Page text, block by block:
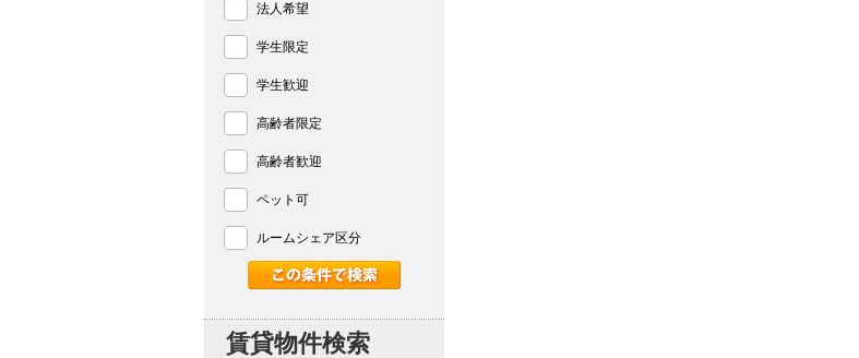
法人希望
学生限定
学生歓迎
高齢者限定
高齢者歓迎
ペット可
ルームシェア区分
賃貸物件検索